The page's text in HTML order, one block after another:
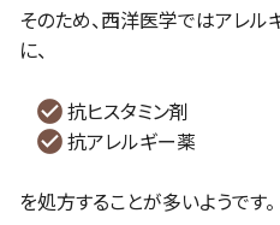
そのため、西洋医学ではアレ
に、
抗ヒスタミン剤
抗アレルギー薬
を処方することが多いようです。